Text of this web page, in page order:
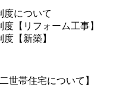
度について
【リフォーム工事】
【新築】
世帯住宅について】